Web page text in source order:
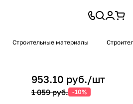
Строительные материалы
953.10 руб./шт
1 059 руб. -10%